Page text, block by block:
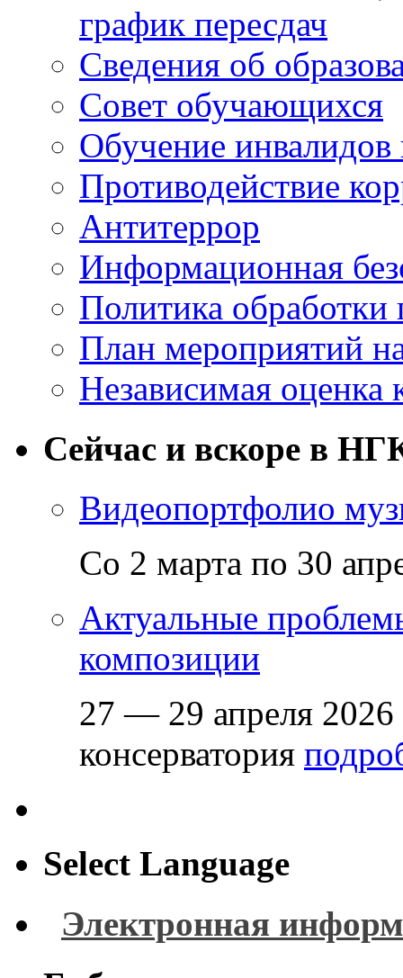
график пересдач
Сведения об
Совет обучающихся
Обучение
Противодействие
Антитеррор
Информационная
Политика
План мероприятий
Независимая оценка
Сейчас и вскоре в
Видеопортфолио
Со 2 марта по 30
Актуальные
композиции
27 — 29 апреля 2026
консерватория
Select Language
Электронная